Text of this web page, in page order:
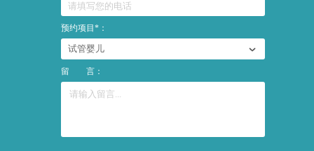
预约项目*：
留 言：